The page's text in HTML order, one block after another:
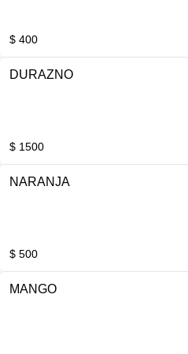
$ 400
DURAZNO
$ 1500
NARANJA
$ 500
MANGO